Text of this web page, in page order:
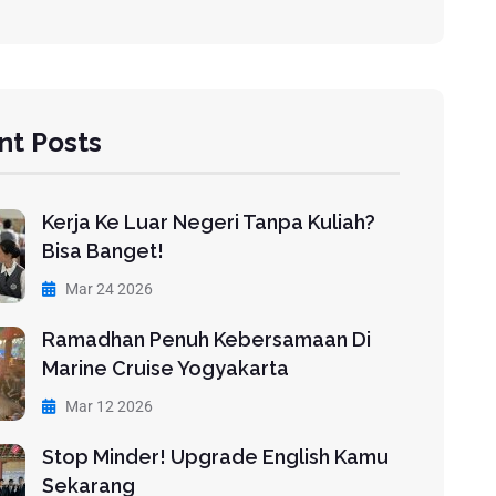
Posts
Kerja Ke Luar Negeri Tanpa Kuliah?
Bisa Banget!
Mar 24 2026
Ramadhan Penuh Kebersamaan Di
Marine Cruise Yogyakarta
Mar 12 2026
Stop Minder! Upgrade English Kamu
Sekarang